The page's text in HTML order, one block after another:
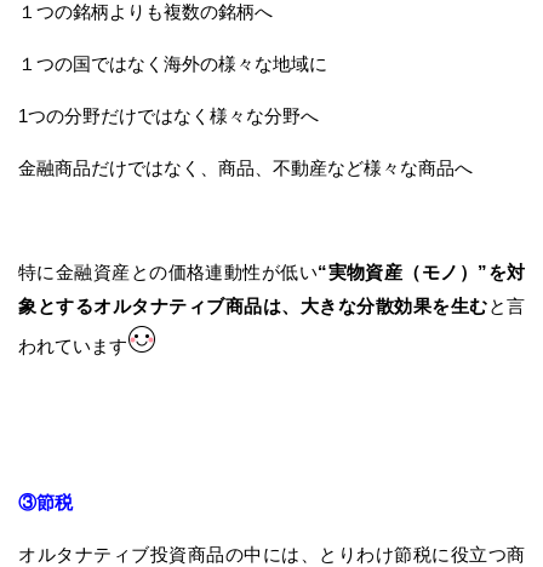
１つの銘柄よりも複数の銘柄へ
１つの国ではなく海外の様々な地域に
1つの分野だけではなく様々な分野へ
金融商品だけではなく、商品、不動産など様々な商品へ
特に金融資産との価格連動性が低い“実物資産（モノ）”を対
象とするオルタナティブ商品は、大きな分散効果を生むと言
われています
③節税
オルタナティブ投資商品の中には、とりわけ節税に役立つ商